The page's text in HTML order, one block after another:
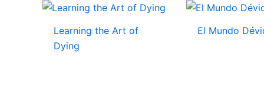
Learning the Art of
Dying
El Mundo